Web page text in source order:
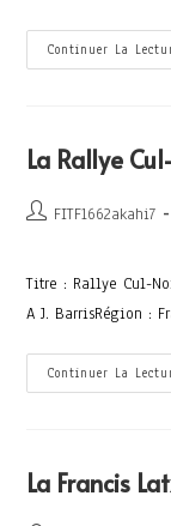
Continuer La
La Rallye
FITF1662akahi7
Titre : Rallye Cul-
A J. BarrisRégion :
Continuer La
La Francis